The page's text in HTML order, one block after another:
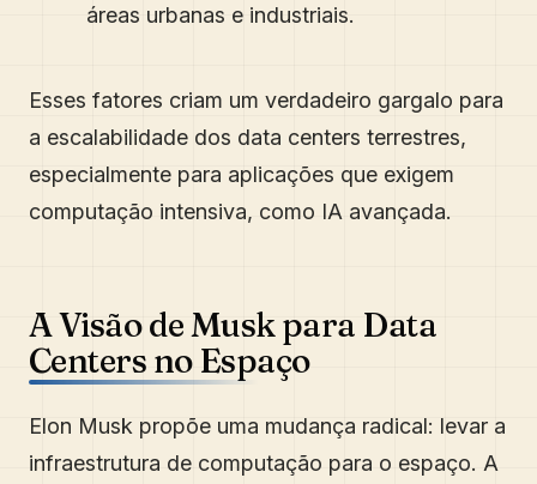
áreas urbanas e industriais.
Esses fatores criam um verdadeiro gargalo para
a escalabilidade dos data centers terrestres,
especialmente para aplicações que exigem
computação intensiva, como IA avançada.
A Visão de Musk para Data
Centers no Espaço
Elon Musk propõe uma mudança radical: levar a
infraestrutura de computação para o espaço. A